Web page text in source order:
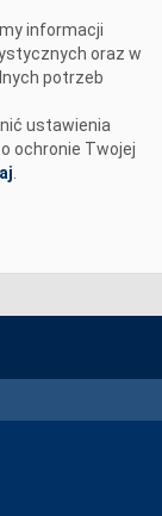
informacji
oraz w
potrzeb
ustawienia
ochronie Twojej